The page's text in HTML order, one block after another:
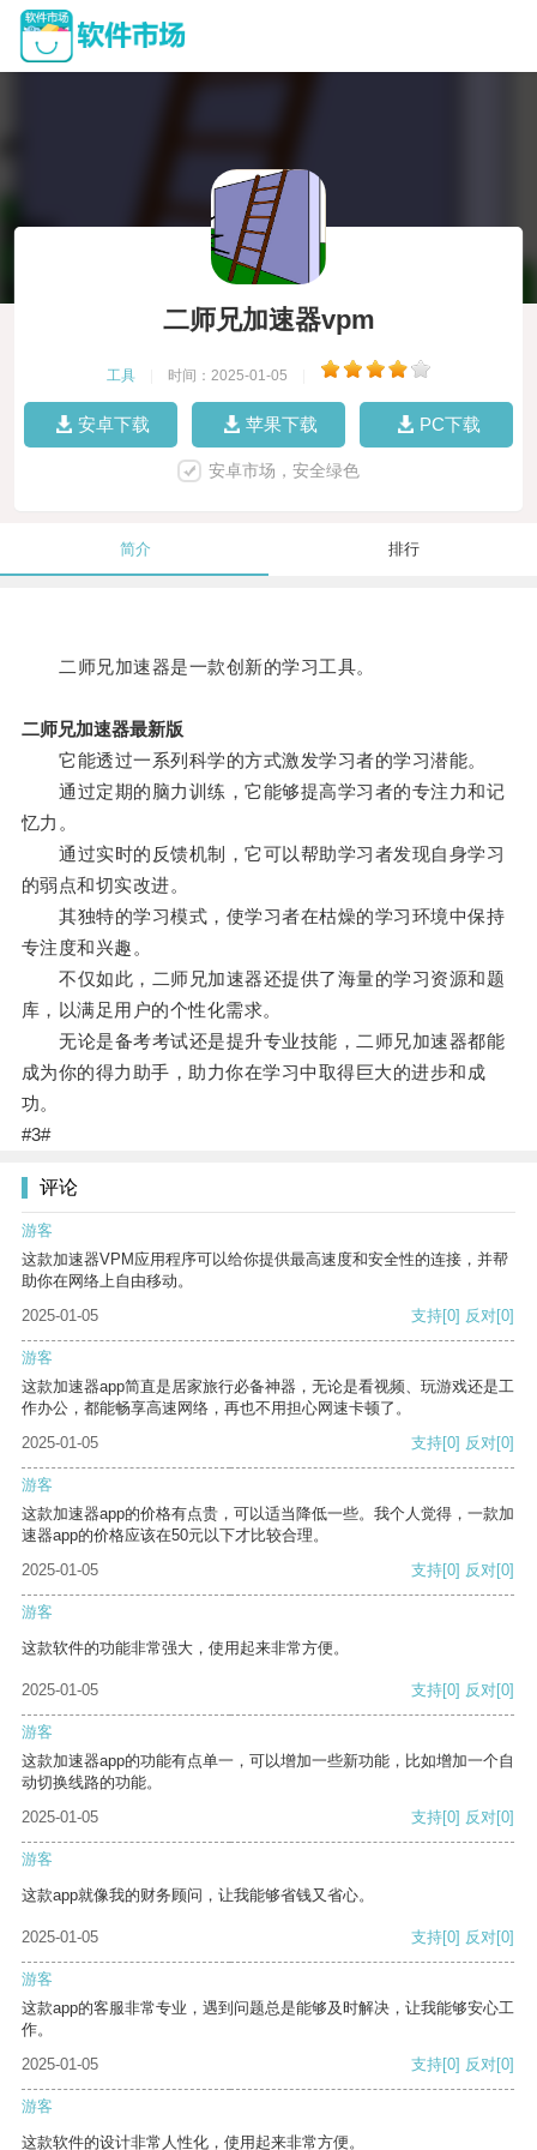
二师兄加速器vpm
工具 时间：2025-01-05
安卓下载 苹果下载 PC下载
安卓市场，安全绿色
简介 排行
二师兄加速器是一款创新的学习工具。
二师兄加速器最新版
它能透过一系列科学的方式激发学习者的学习潜能。
通过定期的脑力训练，它能够提高学习者的专注力和记
忆力。
通过实时的反馈机制，它可以帮助学习者发现自身学习
的弱点和切实改进。
其独特的学习模式，使学习者在枯燥的学习环境中保持
专注度和兴趣。
不仅如此，二师兄加速器还提供了海量的学习资源和题
库，以满足用户的个性化需求。
无论是备考考试还是提升专业技能，二师兄加速器都能
成为你的得力助手，助力你在学习中取得巨大的进步和成
功。
#3#
评论
游客
这款加速器VPM应用程序可以给你提供最高速度和安全性的连接，并帮
助你在网络上自由移动。
2025-01-05
支持[0] 反对[0]
游客
这款加速器app简直是居家旅行必备神器，无论是看视频、玩游戏还是工
作办公，都能畅享高速网络，再也不用担心网速卡顿了。
2025-01-05
支持[0] 反对[0]
游客
这款加速器app的价格有点贵，可以适当降低一些。我个人觉得，一款加
速器app的价格应该在50元以下才比较合理。
2025-01-05
支持[0] 反对[0]
游客
这款软件的功能非常强大，使用起来非常方便。
2025-01-05 支持[0] 反对[0]
游客
这款加速器app的功能有点单一，可以增加一些新功能，比如增加一个自
动切换线路的功能。
2025-01-05
支持[0] 反对[0]
游客
这款app就像我的财务顾问，让我能够省钱又省心。
2025-01-05 支持[0] 反对[0]
游客
这款app的客服非常专业，遇到问题总是能够及时解决，让我能够安心工
作。
2025-01-05
支持[0] 反对[0]
游客
这款软件的设计非常人性化，使用起来非常方便。